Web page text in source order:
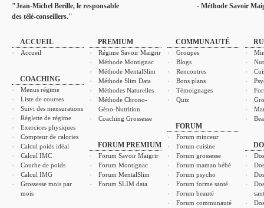
"Jean-Michel Berille, le responsable
des télé-conseillers."
- Méthode Savoir
ACCUEIL
Accueil
COACHING
Menus régime
Liste de courses
Suivi des mensurations
Réglette de régime
Exercices physiques
Compteur de calories
Calcul poids idéal
Calcul IMC
Courbe de poids
Calcul IMG
Grossesse mois par
mois
PREMIUM
Régime Savoir Maigrir
Méthode Montignac
Méthode MentalSlim
Méthode Slim Data
Méthodes Naturelles
Méthode Chrono-
Géno-Nutrition
Coaching Grossesse
FORUM PREMIUM
Forum Savoir Maigrir
Forum Montignac
Forum MentalSlim
Forum SLIM data
COMMUNAUTÉ
Groupes
Blogs
Rencontres
Bons plans
Témoignages
Quiz
FORUM
Forum minceur
Forum cuisine
Forum grossesse
Forum maman bébé
Forum psycho
Forum forme santé
Forum beauté
Forum communauté